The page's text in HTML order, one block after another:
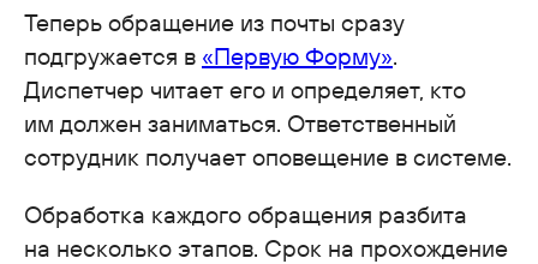
Теперь обращение из почты сразу
подгружается в «Первую Форму».
Диспетчер читает его и определяет, кто
им должен заниматься. Ответственный
сотрудник получает оповещение в системе.
Обработка каждого обращения разбита
на несколько этапов. Срок на прохождение